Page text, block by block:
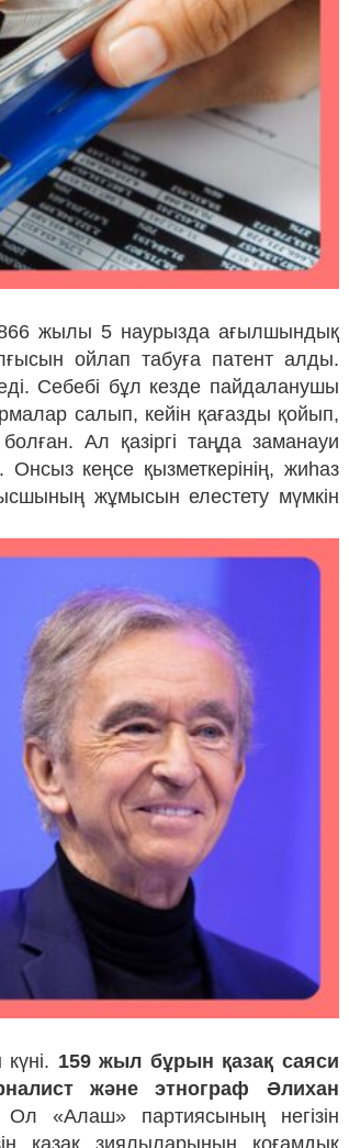
жылы 5 наурызда ағылшындық
ойлап табуға патент алды.
Себебі бұл кезде пайдаланушы
салып, кейін қағазды қойып,
Ал қазіргі таңда заманауи
кеңсе қызметкерінің, жиһаз
жұмысын елестету мүмкін
159 жыл бұрын қазақ саяси
және этнограф Әлихан
Ол «Алаш» партиясының негізін